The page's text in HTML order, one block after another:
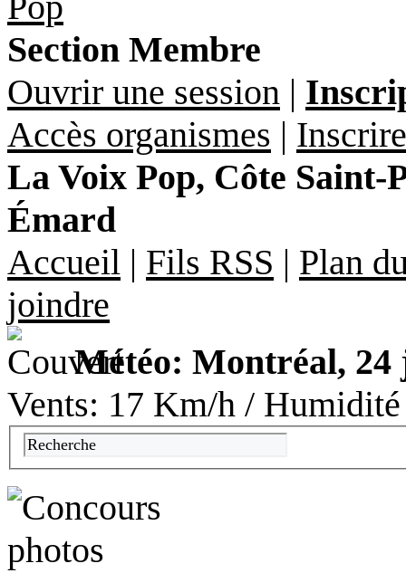
Section Membre
Ouvrir une session |
Accès organismes |
La Voix Pop, Côte
Émard
Accueil | Fils RSS | Plan
joindre
Météo: Montréal, 24
Vents: 17 Km/h /